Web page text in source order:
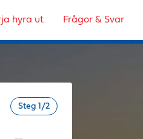
hyra ut Frågor & Svar
Steg 1/2